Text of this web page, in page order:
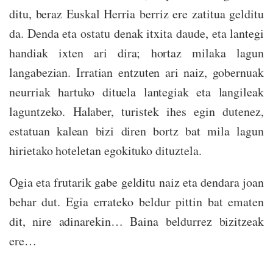
ditu, beraz Euskal Herria berriz ere zatitua gelditu
da. Denda eta ostatu denak itxita daude, eta lantegi
handiak ixten ari dira; hortaz milaka lagun
langabezian. Irratian entzuten ari naiz, gobernuak
neurriak hartuko dituela lantegiak eta langileak
laguntzeko. Halaber, turistek ihes egin dutenez,
estatuan kalean bizi diren bortz bat mila lagun
hirietako hoteletan egokituko dituztela.
Ogia eta frutarik gabe gelditu naiz eta dendara joan
behar dut. Egia errateko beldur pittin bat ematen
dit, nire adinarekin… Baina beldurrez bizitzeak
ere…